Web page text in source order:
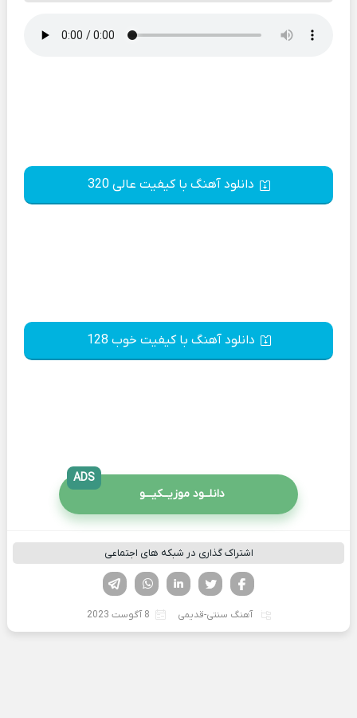
دانلود آهنگ با کیفیت عالی 320
دانلود آهنگ با کیفیت خوب 128
دانلــود موزیــکیـــو
ADS
اشتراک گذاری در شبکه های اجتماعی
لینکدین تویتر
فیسوک
آهنگ سنتی-قدیمی 8 آگوست 2023